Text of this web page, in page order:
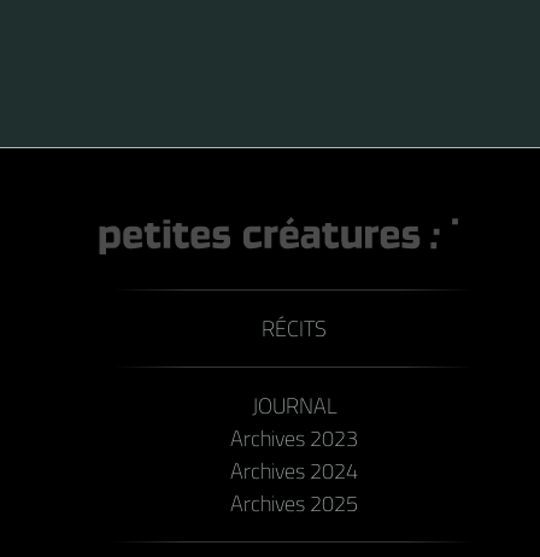
RÉCITS
JOURNAL
Archives 2023
Archives 2024
Archives 2025